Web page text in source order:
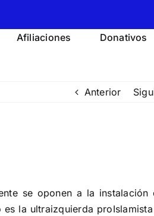
Afiliaciones Donativos
Anterior
se oponen a la instalación
la ultraizquierda